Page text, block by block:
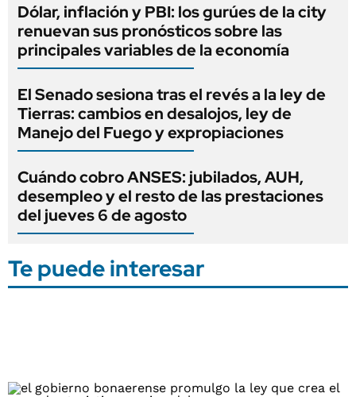
Dólar, inflación y PBI: los gurúes de la city
renuevan sus pronósticos sobre las
principales variables de la economía
El Senado sesiona tras el revés a la ley de
Tierras: cambios en desalojos, ley de
Manejo del Fuego y expropiaciones
Cuándo cobro ANSES: jubilados, AUH,
desempleo y el resto de las prestaciones
del jueves 6 de agosto
Te puede interesar